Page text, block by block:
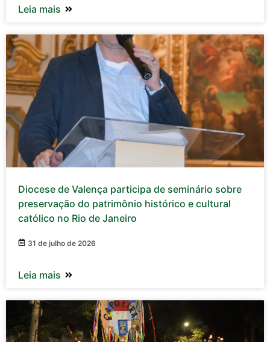
Leia mais
Diocese de Valença participa de seminário sobre
preservação do patrimônio histórico e cultural
católico no Rio de Janeiro
31 de julho de 2026
Leia mais